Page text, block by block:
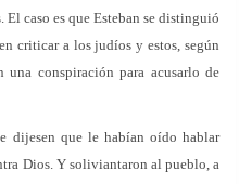
caso es que Esteban se distinguió
criticar a los judíos y estos, según
una conspiración para acusarlo de
dijesen que le habían oído hablar
Dios. Y soliviantaron al pueblo, a